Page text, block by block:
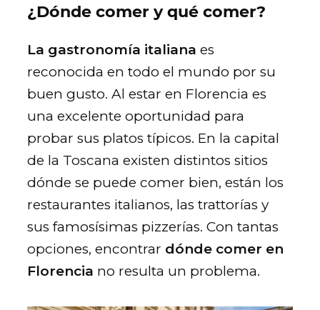
¿Dónde comer y qué comer?
La gastronomía italiana es
reconocida en todo el mundo por su
buen gusto. Al estar en Florencia es
una excelente oportunidad para
probar sus platos típicos. En la capital
de la Toscana existen distintos sitios
dónde se puede comer bien, están los
restaurantes italianos, las trattorías y
sus famosísimas pizzerías. Con tantas
opciones, encontrar dónde comer en
Florencia no resulta un problema.